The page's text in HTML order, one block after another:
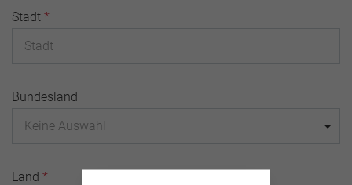
Stadt *
Bundesland
Keine Auswahl
Land *